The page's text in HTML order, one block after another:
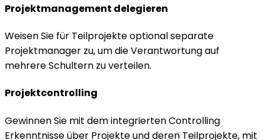
Projektmanagement delegieren
Weisen Sie für Teilprojekte optional separate
Projektmanager zu, um die Verantwortung auf
mehrere Schultern zu verteilen.
Projektcontrolling
Gewinnen Sie mit dem integrierten Controlling
Erkenntnisse über Projekte und deren Teilprojekte, mit